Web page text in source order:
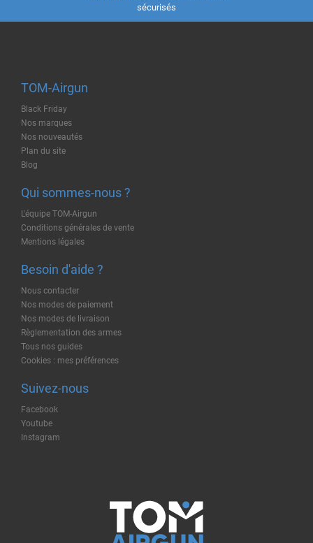
sécurisés
TOM-Airgun
Black Friday
Nos marques
Nos nouveautés
Plan du site
Blog
Qui sommes-nous ?
L'équipe TOM-Airgun
Conditions générales de vente
Mentions légales
Besoin d'aide ?
Nous contacter
Nos modes de paiement
Nos modes de livraison
Règlementation des armes
Tous nos guides
Cookies : mes préférences
Suivez-nous
Facebook
Youtube
Instagram